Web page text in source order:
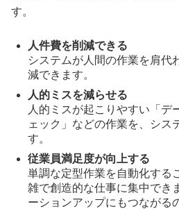
す。
人件費を削減できる
システムが人間の作業を肩代
減できます。
人的ミスを減らせる
人的ミスが起こりやすい「デ
ェック」などの作業を、シス
す。
従業員満足度が向上する
単調な定型作業を自動化する
雑で創造的な仕事に集中でき
ーションアップにもつながる